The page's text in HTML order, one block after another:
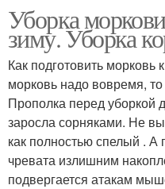
Уборка
зиму. Уборка
Как подготовить
морковь надо вовремя,
Прополка перед уборкой
заросла сорняками. Не
как полностью спелый . А
чревата излишним
подвергается атакам